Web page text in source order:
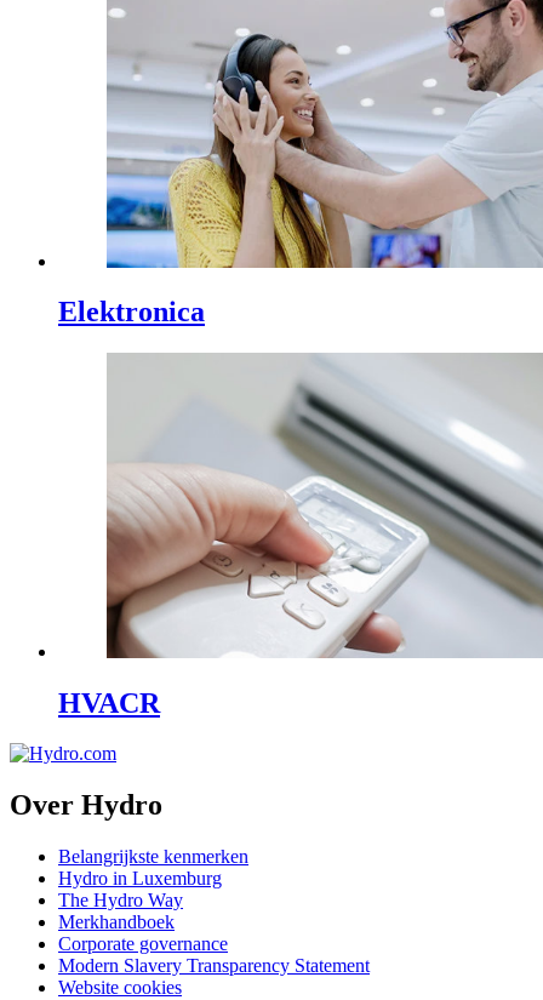
Elektronica
HVACR
Over Hydro
Belangrijkste kenmerken
Hydro in Luxemburg
The Hydro Way
Merkhandboek
Corporate governance
Modern Slavery Transparency Statement
Website cookies